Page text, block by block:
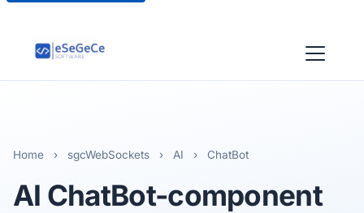
Home › sgcWebSockets › AI › ChatBot
AI ChatBot-component